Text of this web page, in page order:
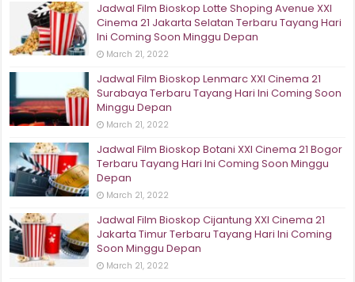
Jadwal Film Bioskop Lotte Shoping Avenue XXI
Cinema 21 Jakarta Selatan Terbaru Tayang Hari
Ini Coming Soon Minggu Depan
March 21, 2022
Jadwal Film Bioskop Lenmarc XXI Cinema 21
Surabaya Terbaru Tayang Hari Ini Coming Soon
Minggu Depan
March 21, 2022
Jadwal Film Bioskop Botani XXI Cinema 21 Bogor
Terbaru Tayang Hari Ini Coming Soon Minggu
Depan
March 21, 2022
Jadwal Film Bioskop Cijantung XXI Cinema 21
Jakarta Timur Terbaru Tayang Hari Ini Coming
Soon Minggu Depan
March 21, 2022